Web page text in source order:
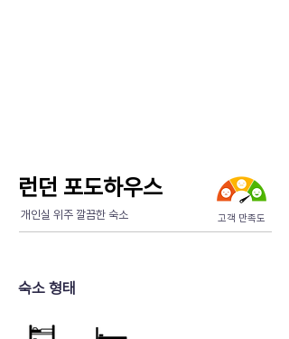
런던 포도하우스
개인실 위주 깔끔한 숙소 고객 만족도
숙소 형태